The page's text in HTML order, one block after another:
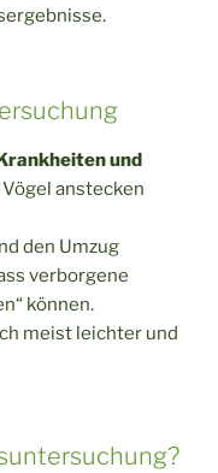
und
anstecken
den Umzug
verborgene
können.
meist leichter und